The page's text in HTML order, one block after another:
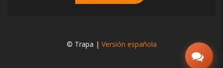
© Trapa | Versión española